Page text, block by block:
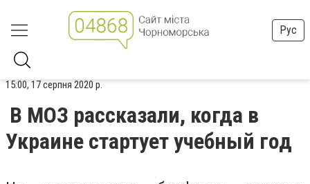
Рус
15:00, 17 серпня 2020 р.
В МОЗ рассказали, когда в
Украине стартует учебный год